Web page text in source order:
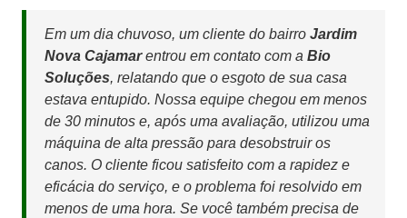
Em um dia chuvoso, um cliente do bairro Jardim
Nova Cajamarentrou em contato com a Bio
Soluções, relatando que o esgoto de sua casa
estava entupido. Nossa equipe chegou em menos
de 30 minutos e, após uma avaliação, utilizou uma
máquina de alta pressão para desobstruir os
canos. O cliente ficou satisfeito com a rapidez e
eficácia do serviço, e o problema foi resolvido em
menos de uma hora. Se você também precisa de